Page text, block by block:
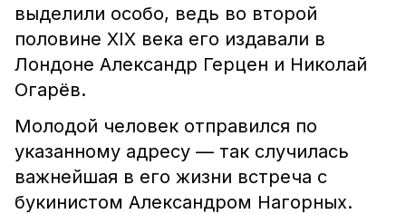
выделили особо, ведь во второй
половине XIX века его издавали в
Лондоне Александр Герцен и Николай
Огарёв.
Молодой человек отправился по
указанному адресу — так случилась
важнейшая в его жизни встреча с
букинистом Александром Нагорных.